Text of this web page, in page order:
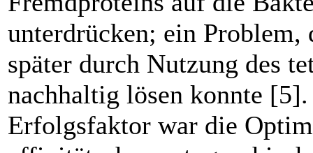
unterdrücken; ein ­Problem,
später durch Nutzung des
nachhaltig lösen konnte
Erfolgsfaktor war die